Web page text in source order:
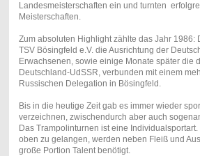
Landesmeisterschaften ein und turnten
Meisterschaften.
Zum absoluten Highlight zählte das Jahr 1986:
TSV Bösingfeld e.V. die Ausrichtung der
Erwachsenen, sowie einige Monate später die
Deutschland-UdSSR, verbunden mit einem
Russischen Delegation in Bösingfeld.
Bis in die heutige Zeit gab es immer wieder
verzeichnen, zwischendurch aber auch
Das Trampolinturnen ist eine
oben zu gelangen, werden neben Fleiß und
große Portion Talent benötigt.